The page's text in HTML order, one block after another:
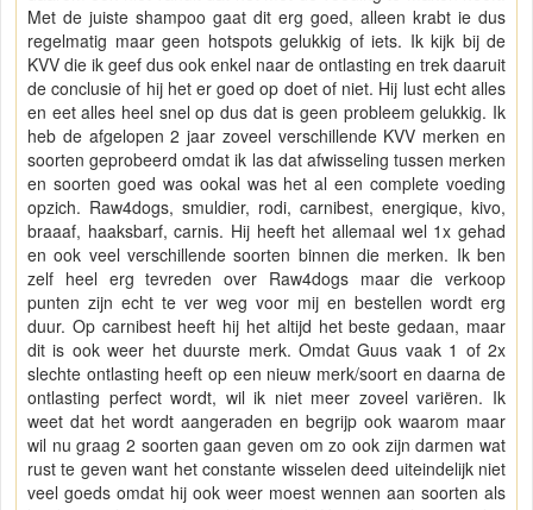
Met de juiste shampoo gaat dit erg goed, alleen krabt ie dus
regelmatig maar geen hotspots gelukkig of iets. Ik kijk bij de
KVV die ik geef dus ook enkel naar de ontlasting en trek daaruit
de conclusie of hij het er goed op doet of niet. Hij lust echt alles
en eet alles heel snel op dus dat is geen probleem gelukkig. Ik
heb de afgelopen 2 jaar zoveel verschillende KVV merken en
soorten geprobeerd omdat ik las dat afwisseling tussen merken
en soorten goed was ookal was het al een complete voeding
opzich. Raw4dogs, smuldier, rodi, carnibest, energique, kivo,
braaaf, haaksbarf, carnis. Hij heeft het allemaal wel 1x gehad
en ook veel verschillende soorten binnen die merken. Ik ben
zelf heel erg tevreden over Raw4dogs maar die verkoop
punten zijn echt te ver weg voor mij en bestellen wordt erg
duur. Op carnibest heeft hij het altijd het beste gedaan, maar
dit is ook weer het duurste merk. Omdat Guus vaak 1 of 2x
slechte ontlasting heeft op een nieuw merk/soort en daarna de
ontlasting perfect wordt, wil ik niet meer zoveel variëren. Ik
weet dat het wordt aangeraden en begrijp ook waarom maar
wil nu graag 2 soorten gaan geven om zo ook zijn darmen wat
rust te geven want het constante wisselen deed uiteindelijk niet
veel goeds omdat hij ook weer moest wennen aan soorten als